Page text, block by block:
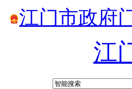
江门市政府
江